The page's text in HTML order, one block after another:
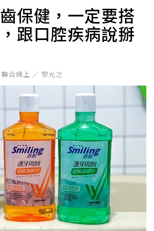
保健，一定要搭
跟口腔疾病說掰
聯合線上 ／ 黎允之